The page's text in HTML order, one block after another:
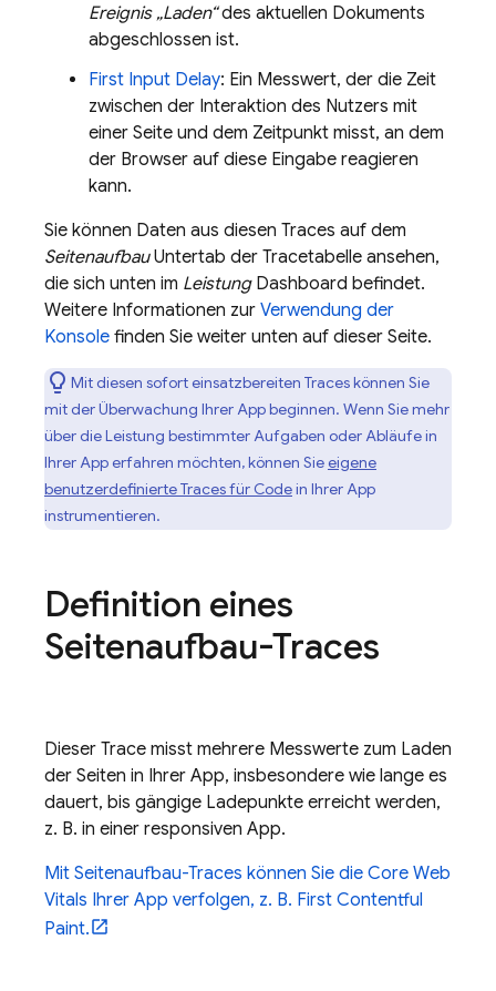
Ereignis „Laden“des aktuellen Dokuments
abgeschlossen ist.
First Input Delay: Ein Messwert, der die Zeit
zwischen der Interaktion des Nutzers mit
einer Seite und dem Zeitpunkt misst, an dem
der Browser auf diese Eingabe reagieren
kann.
Sie können Daten aus diesen Traces auf dem
SeitenaufbauUntertab der Tracetabelle ansehen,
die sich unten im LeistungDashboard befindet.
Weitere Informationen zur Verwendung der
Konsole finden Sie weiter unten auf dieser Seite.
Mit diesen sofort einsatzbereiten Traces können Sie
mit der Überwachung Ihrer App beginnen. Wenn Sie mehr
über die Leistung bestimmter Aufgaben oder Abläufe in
Ihrer App erfahren möchten, können Sieeigene
benutzerdefinierte Traces für Codein Ihrer App
instrumentieren.
Definition eines
Seitenaufbau-Traces
Dieser Trace misst mehrere Messwerte zum Laden
der Seiten in Ihrer App, insbesondere wie lange es
dauert, bis gängige Ladepunkte erreicht werden,
z. B. in einer responsiven App.
Mit Seitenaufbau-Traces können Sie die Core Web
Vitals Ihrer App verfolgen, z. B. First Contentful
Paint.